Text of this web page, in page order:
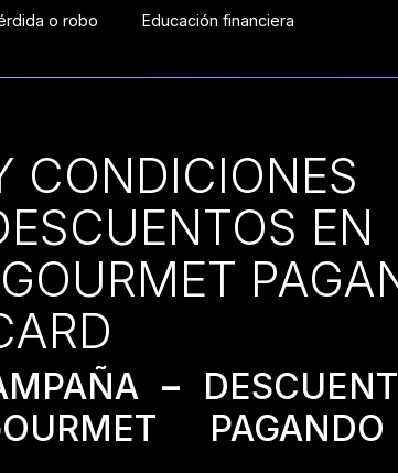
o robo Educación financiera
CONDICIONES
EN
–